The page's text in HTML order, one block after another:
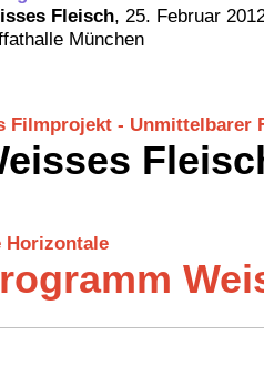
Fleisch, 25. Februar
München
Filmprojekt - Unmittelbarer
Horizontale